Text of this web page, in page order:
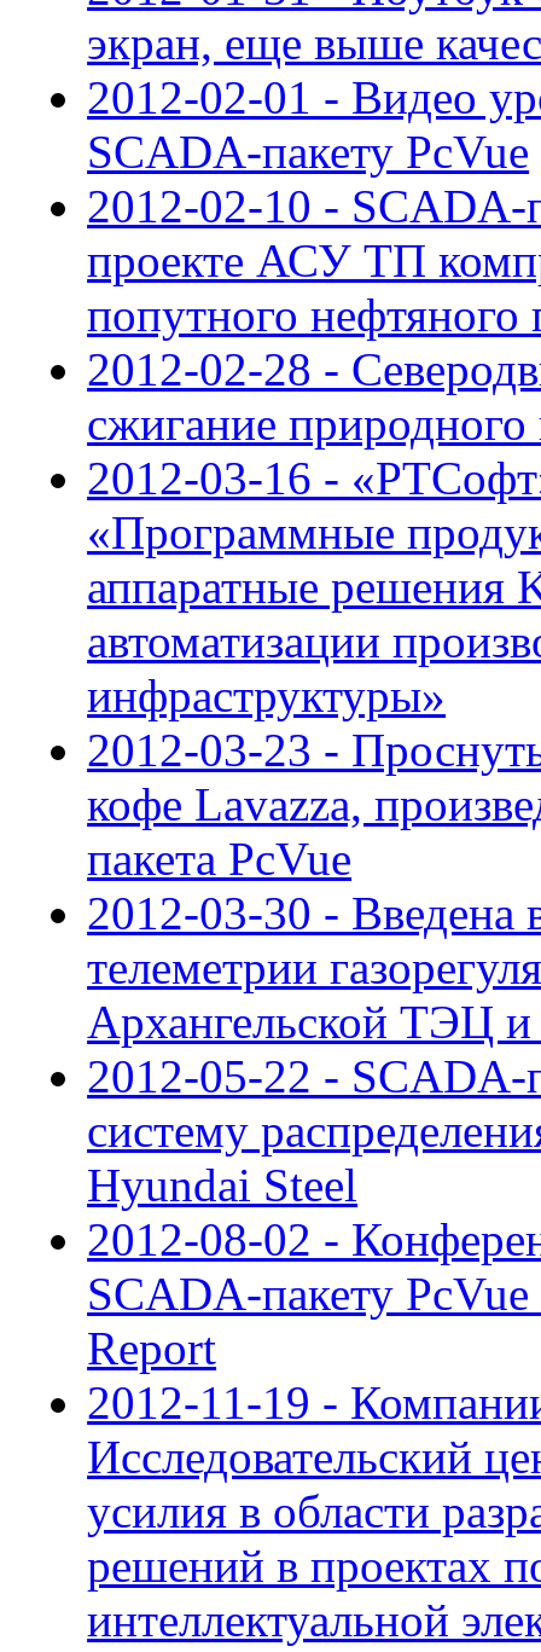
экран, еще выше
2012-02-01 - Видео
SCADA-пакету PcVue
2012-02-10 - SCADA-
проекте АСУ ТП
попутного нефтяного
2012-02-28 -
сжигание природного
2012-03-16 -
«Программные
аппаратные решения
автоматизации
инфраструктуры»
2012-03-23 -
кофе Lavazza,
пакета PcVue
2012-03-30 - Введена
телеметрии
Архангельской ТЭЦ
2012-05-22 - SCADA-
систему
Hyundai Steel
2012-08-02 -
SCADA-пакету PcVue
Report
2012-11-19 -
Исследовательский
усилия в области
решений в проектах
интеллектуальной